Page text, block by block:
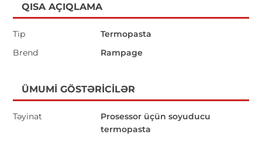
QISA AÇIQLAMA
Tip
Termopasta
Brend
Rampage
ÜMUMI GÖSTƏRICILƏR
Təyinat
Prosessor üçün soyuducu
termopasta